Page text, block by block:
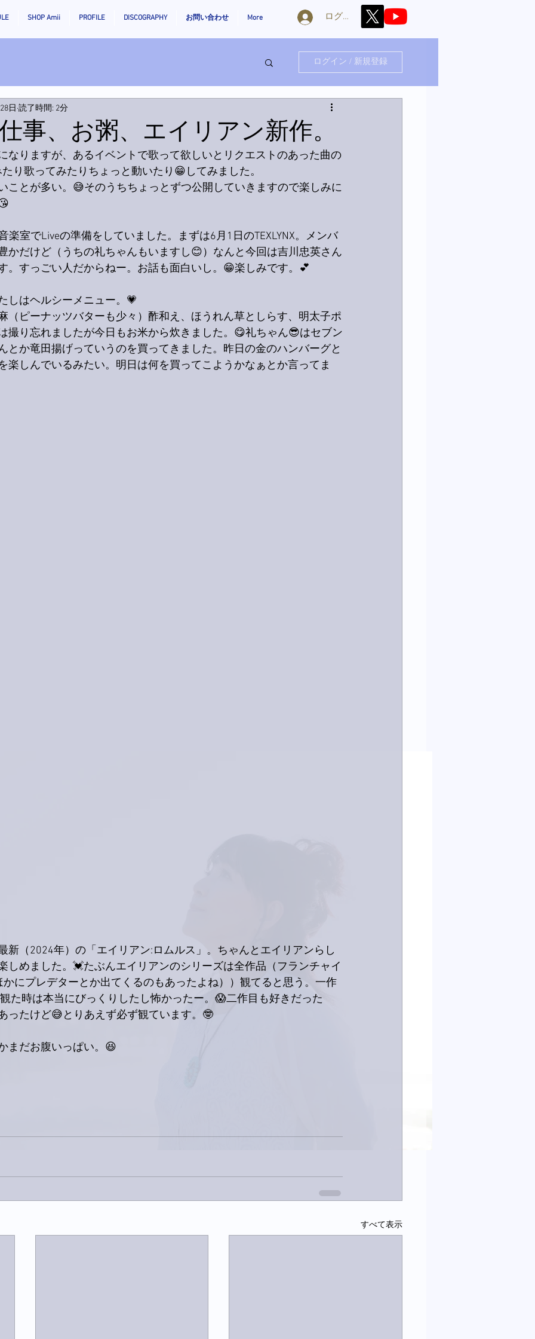
SHOP Amii PROFILE DISCOGRAPHY お問い合わせ More ログイン
ログイン / 新規登録
事、お粥、エイリアン新作。
日 読了時間: 2分
なりますが、あるイベントで歌って欲しいとリクエストのあった曲の
たり歌ってみたりちょっと動いたり😁してみました。
ことが多い。😅そのうちちょっとずつ公開していきますので楽しみに
楽室でLiveの準備をしていました。まずは6月1日のTEXLYNX。メンバ
かだけど（うちの礼ちゃんもいますし😊）なんと今回は吉川忠英さん
。すっごい人だからねー。お話も面白いし。😁楽しみです。💕
しはヘルシーメニュー。💗
（ピーナッツバターも少々）酢和え、ほうれん草としらす、明太子ポ
撮り忘れましたが今日もお米から炊きました。😋礼ちゃん😎はセブン
とか竜田揚げっていうのを買ってきました。昨日の金のハンバーグと
楽しんでいるみたい。明日は何を買ってこようかなぁとか言ってま
新（2024年）の「エイリアン:ロムルス」。ちゃんとエイリアンらし
しめました。💓たぶんエイリアンのシリーズは全作品（フランチャイ
にプレデターとか出てくるのもあったよね））観てると思う。一作
た時は本当にびっくりしたし怖かったー。😱二作目も好きだった
ったけど😅とりあえず必ず観ています。🤓
まだお腹いっぱい。😆
すべて表示